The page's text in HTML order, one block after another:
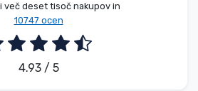
več deset tisoč nakupov in
10747 ocen
4.93 / 5